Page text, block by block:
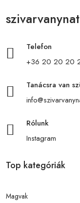
Telefon
+36 20 20 20
Tanácsra van
Rólunk
Instagram
Top kategóriák
Magvak